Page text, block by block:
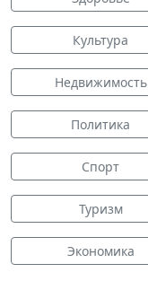
Культура
Недвижимость
Политика
Спорт
Туризм
Экономика